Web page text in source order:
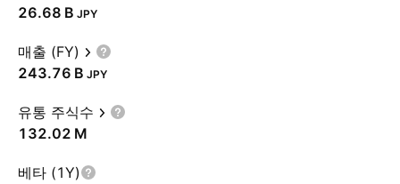
‪26.68 B‬ JPY
매출 (FY)
‪243.76 B‬ JPY
유통 주식수
‪132.02 M‬
베타 (1Y)